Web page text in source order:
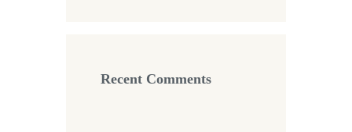
Recent Comments